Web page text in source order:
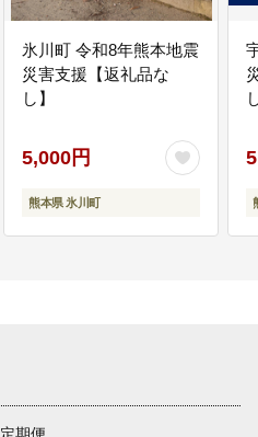
氷川町 令和8年熊本地震
災害支援【返礼品な
し】
5,000円
熊本県 氷川町